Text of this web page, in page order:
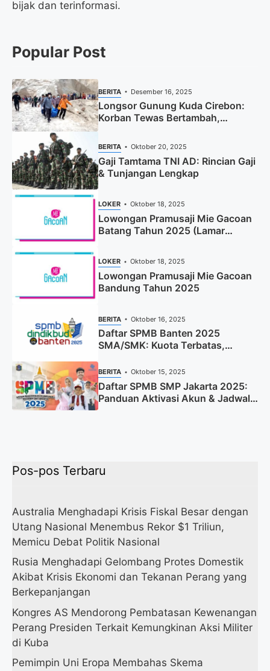
bijak dan terinformasi.
Popular Post
BERITA Desember 16, 2025
Longsor Gunung Kuda Cirebon:
Korban Tewas Bertambah,
Pencarian Dihentikan
BERITA Oktober 20, 2025
Gaji Tamtama TNI AD: Rincian Gaji
& Tunjangan Lengkap
LOKER Oktober 18, 2025
Lowongan Pramusaji Mie Gacoan
Batang Tahun 2025 (Lamar
LOKER Oktober 18, 2025
Lowongan Pramusaji Mie Gacoan
Bandung Tahun 2025
BERITA Oktober 16, 2025
Daftar SPMB Banten 2025
SMA/SMK: Kuota Terbatas,
BERITA Oktober 15, 2025
Daftar SPMB SMP Jakarta 2025:
Panduan Aktivasi Akun & Jadwal
Lengkap
Pos-pos Terbaru
Australia Menghadapi Krisis Fiskal Besar dengan
Utang Nasional Menembus Rekor $1 Triliun,
Memicu Debat Politik Nasional
Rusia Menghadapi Gelombang Protes Domestik
Akibat Krisis Ekonomi dan Tekanan Perang yang
Berkepanjangan
Kongres AS Mendorong Pembatasan Kewenangan
Perang Presiden Terkait Kemungkinan Aksi Militer
di Kuba
Pemimpin Uni Eropa Membahas Skema